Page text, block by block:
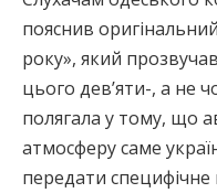
пояснив
року», який
цього дев’яти-, а не
полягала у тому, що
атмосферу саме
передати специфічне